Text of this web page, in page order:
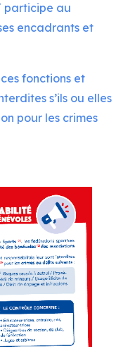
participe au
encadrants et
fonctions et
s’ils ou elles
pour les crimes